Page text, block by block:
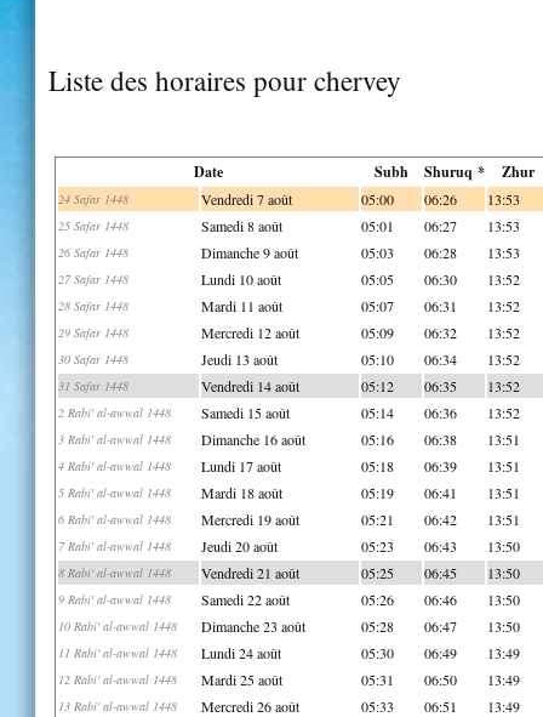
Liste des horaires pour chervey
Date Subh Shuruq * Zhur
24 Safar 1448 Vendredi 7 août 05:00 06:26 13:53
25 Safar 1448 Samedi 8 août 05:01 06:27 13:53
26 Safar 1448 Dimanche 9 août 05:03 06:28 13:53
27 Safar 1448 Lundi 10 août 05:05 06:30 13:52
28 Safar 1448 Mardi 11 août 05:07 06:31 13:52
29 Safar 1448 Mercredi 12 août 05:09 06:32 13:52
30 Safar 1448 Jeudi 13 août 05:10 06:34 13:52
31 Safar 1448 Vendredi 14 août 05:12 06:35 13:52
2 Rabi' al-awwal 1448 Samedi 15 août 05:14 06:36 13:52
3 Rabi' al-awwal 1448 Dimanche 16 août 05:16 06:38 13:51
4 Rabi' al-awwal 1448 Lundi 17 août 05:18 06:39 13:51
5 Rabi' al-awwal 1448 Mardi 18 août 05:19 06:41 13:51
6 Rabi' al-awwal 1448 Mercredi 19 août 05:21 06:42 13:51
7 Rabi' al-awwal 1448 Jeudi 20 août 05:23 06:43 13:50
8 Rabi' al-awwal 1448 Vendredi 21 août 05:25 06:45 13:50
9 Rabi' al-awwal 1448 Samedi 22 août 05:26 06:46 13:50
10 Rabi' al-awwal 1448 Dimanche 23 août 05:28 06:47 13:50
11 Rabi' al-awwal 1448 Lundi 24 août 05:30 06:49 13:49
12 Rabi' al-awwal 1448 Mardi 25 août 05:31 06:50 13:49
13 Rabi' al-awwal 1448 Mercredi 26 août 05:33 06:51 13:49